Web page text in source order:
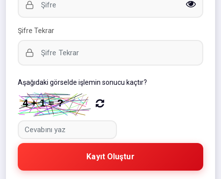
Şifre Tekrar
Aşağıdaki görselde işlemin sonucu kaçtır?
Kayıt Oluştur